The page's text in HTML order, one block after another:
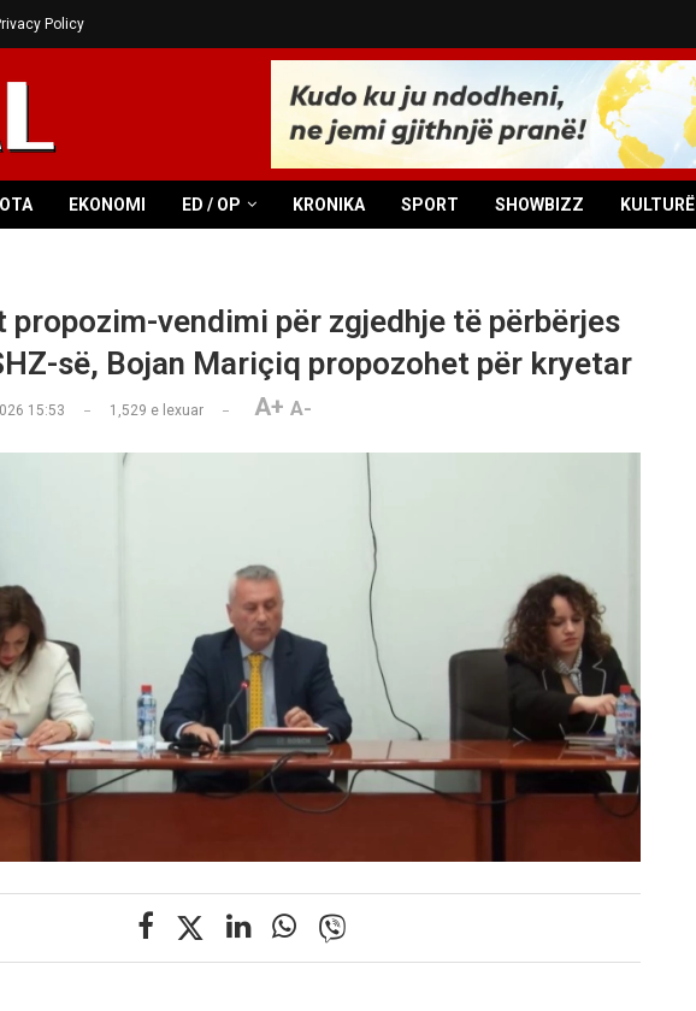
Policy
EKONOMI ED / OP KRONIKA SPORT SHOWBIZZ KULTURË
vendimi për zgjedhje të përbërjes
së, Bojan Mariçiq propozohet për kryetar
15:53 1,529 e lexuar A+ A-